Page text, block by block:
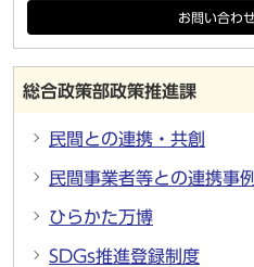
お問い合わ
総合政策部政策推進課
民間との連携・共創
民間事業者等との連携事例
ひらかた万博
SDGs推進登録制度